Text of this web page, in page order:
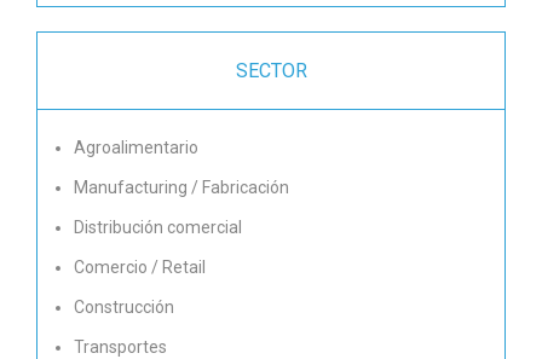
SECTOR
Agroalimentario
Manufacturing / Fabricación
Distribución comercial
Comercio / Retail
Construcción
Transportes